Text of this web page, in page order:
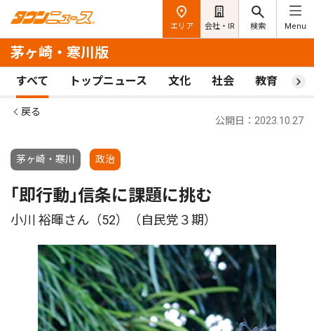
エリア 会社・IR 検索 Menu
茅ヶ崎・寒川版
すべて トップニュース 文化 社会 教育 ス
戻る
茅ヶ崎・寒川 政治
公開日：2023.10.27
｢即行動｣信条に課題に挑む
小川 裕暉さん（52）（自民党３期）